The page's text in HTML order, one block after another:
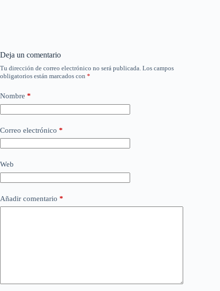
Deja un comentario
Tu dirección de correo electrónico no será publicada. Los campos
obligatorios están marcados con *
Nombre *
Correo electrónico *
Web
Añadir comentario *